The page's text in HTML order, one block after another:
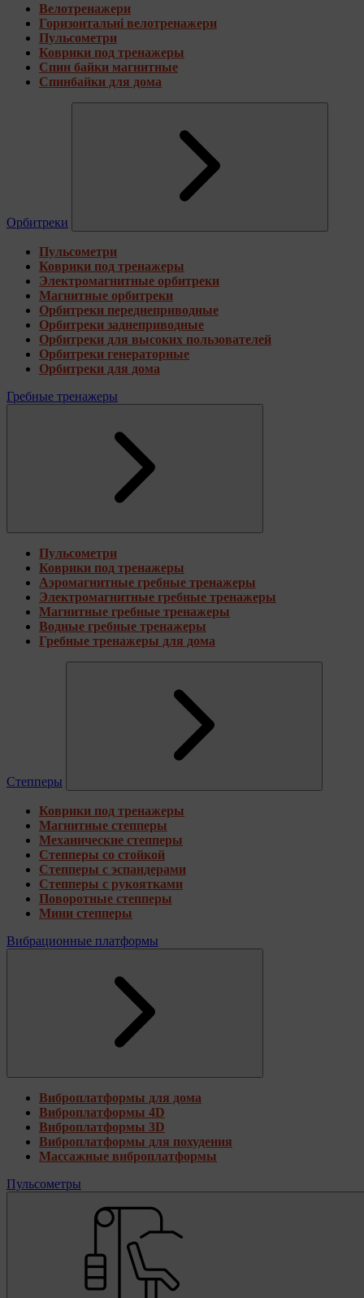
Велотренажери
Горизонтальні велотренажери
Пульсометри
Коврики под тренажеры
Спин байки магнитные
Спинбайки для дома
Орбитреки
Пульсометри
Коврики под тренажеры
Электромагнитные орбитреки
Магнитные орбитреки
Орбитреки переднеприводные
Орбитреки заднеприводные
Орбитреки для высоких пользователей
Орбитреки генераторные
Орбитреки для дома
Гребные тренажеры
Пульсометри
Коврики под тренажеры
Аэромагнитные гребные тренажеры
Электромагнитные гребные тренажеры
Магнитные гребные тренажеры
Водные гребные тренажеры
Гребные тренажеры для дома
Степперы
Коврики под тренажеры
Магнитные степперы
Механические степперы
Степперы со стойкой
Степперы с эспандерами
Степперы с рукоятками
Поворотные степперы
Мини степперы
Вибрационные платформы
Виброплатформы для дома
Виброплатформы 4D
Виброплатформы 3D
Виброплатформы для похудения
Массажные виброплатформы
Пульсометры